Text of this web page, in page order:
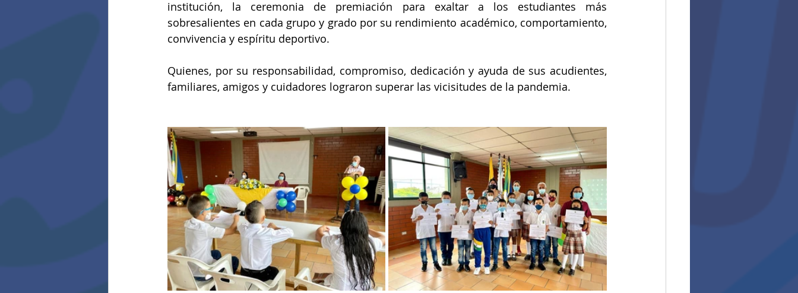
institución, la ceremonia de premiación para exaltar a los estudiantes más
sobresalientes en cada grupo y grado por su rendimiento académico, comportamiento,
convivencia y espíritu deportivo.
Quienes, por su responsabilidad, compromiso, dedicación y ayuda de sus acudientes,
familiares, amigos y cuidadores lograron superar las vicisitudes de la pandemia.